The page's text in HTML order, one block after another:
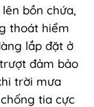
bồn chứa,
thoát hiểm
lắp đặt ở
đảm bảo
trời mưa
tia cực